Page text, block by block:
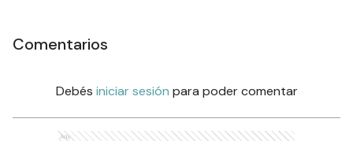
Comentarios
Debés iniciar sesión para poder comentar
Ads